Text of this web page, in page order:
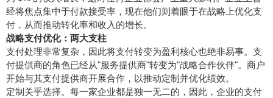
经将焦点集中于付款接受率，现在他们则着眼于在战略上优化支
付，从而推动转化率和收入的增长。
战略支付优化：两大支柱
支付处理非常复杂，因此将支付转变为盈利核心也绝非易事。支
付提供商的角色已经从"服务提供商"转变为"战略合作伙伴"。商户
开始与其支付提供商开展合作，以推动定制并优化绩效。
定制关乎选择。每一家企业都是独一无二的，因此，企业的支付